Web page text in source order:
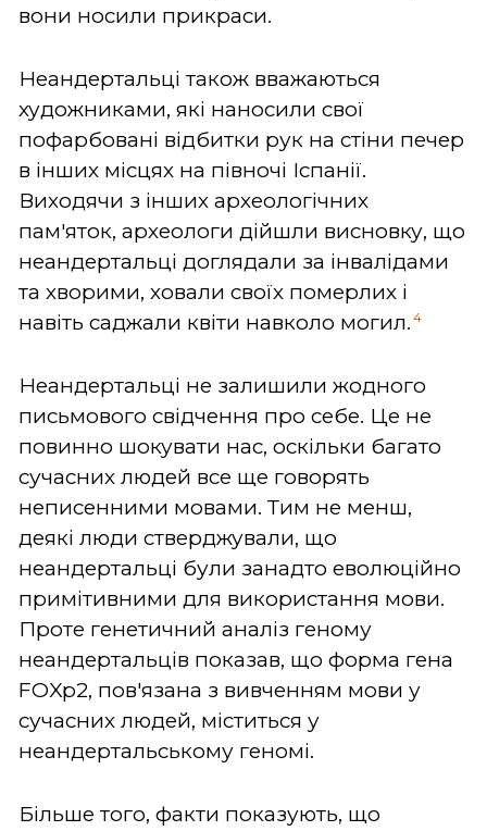
вони носили прикраси.
Неандертальці також вважаються
художниками, які наносили свої
пофарбовані відбитки рук на стіни печер
в інших місцях на півночі Іспанії.
Виходячи з інших археологічних
пам'яток, археологи дійшли висновку, що
неандертальці доглядали за інвалідами
та хворими, ховали своїх померлих і
навіть саджали квіти навколо могил. 4
Неандертальці не залишили жодного
письмового свідчення про себе. Це не
повинно шокувати нас, оскільки багато
сучасних людей все ще говорять
неписенними мовами. Тим не менш,
деякі люди стверджували, що
неандертальці були занадто еволюційно
примітивними для використання мови.
Проте генетичний аналіз геному
неандертальців показав, що форма гена
FOXp2, пов'язана з вивченням мови у
сучасних людей, міститься у
неандертальському геномі.
Більше того, факти показують, що